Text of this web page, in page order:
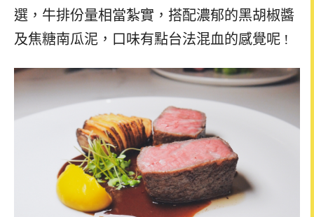
選，牛排份量相當紮實，搭配濃郁的黑胡椒醬
及焦糖南瓜泥，口味有點台法混血的感覺呢 !